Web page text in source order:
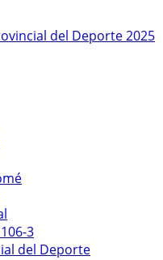
del Deporte 2025
3
del Deporte